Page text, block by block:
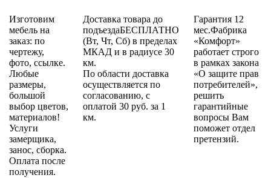
Изготовим
мебель на
заказ: по
чертежу,
фото, ссылке.
Любые
размеры,
большой
выбор цветов,
материалов!
Услуги
замерщика,
занос, сборка.
Оплата после
получения.
Доставка товара до
подъездаБЕСПЛАТНО
(Вт, Чт, Сб) в пределах
МКАД и в радиусе 30
км.
По области доставка
осуществляется по
согласованию, с
оплатой 30 руб. за 1
км.
Гарантия 12
мес.Фабрика
«Комфорт»
работает строго
в рамках закона
«О защите прав
потребителей»,
решить
гарантийные
вопросы Вам
поможет отдел
претензий.